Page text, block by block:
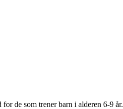
de som trener barn i alderen 6-9 år.